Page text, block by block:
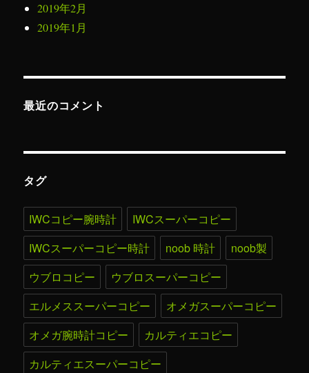
2019年2月
2019年1月
最近のコメント
タグ
IWCコピー腕時計
IWCスーパーコピー
IWCスーパーコピー時計
noob 時計
noob製
ウブロコピー
ウブロスーパーコピー
エルメススーパーコピー
オメガスーパーコピー
オメガ腕時計コピー
カルティエコピー
カルティエスーパーコピー